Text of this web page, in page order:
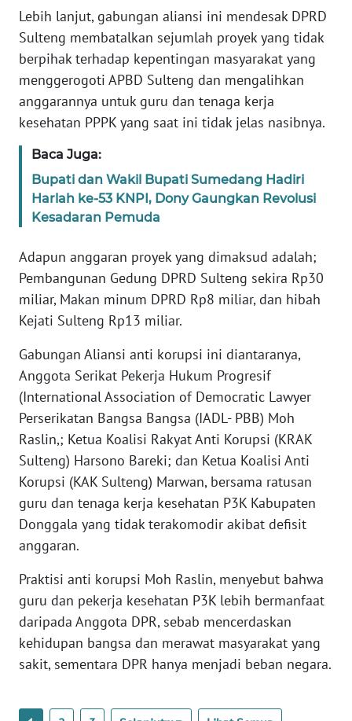
Lebih lanjut, gabungan aliansi ini mendesak DPRD
Sulteng membatalkan sejumlah proyek yang tidak
berpihak terhadap kepentingan masyarakat yang
menggerogoti APBD Sulteng dan mengalihkan
anggarannya untuk guru dan tenaga kerja
kesehatan PPPK yang saat ini tidak jelas nasibnya.
Baca Juga:
Bupati dan Wakil Bupati Sumedang Hadiri
Harlah ke-53 KNPI, Dony Gaungkan Revolusi
Kesadaran Pemuda
Adapun anggaran proyek yang dimaksud adalah;
Pembangunan Gedung DPRD Sulteng sekira Rp30
miliar, Makan minum DPRD Rp8 miliar, dan hibah
Kejati Sulteng Rp13 miliar.
Gabungan Aliansi anti korupsi ini diantaranya,
Anggota Serikat Pekerja Hukum Progresif
(International Association of Democratic Lawyer
Perserikatan Bangsa Bangsa (IADL- PBB) Moh
Raslin,; Ketua Koalisi Rakyat Anti Korupsi (KRAK
Sulteng) Harsono Bareki; dan Ketua Koalisi Anti
Korupsi (KAK Sulteng) Marwan, bersama ratusan
guru dan tenaga kerja kesehatan P3K Kabupaten
Donggala yang tidak terakomodir akibat defisit
anggaran.
Praktisi anti korupsi Moh Raslin, menyebut bahwa
guru dan pekerja kesehatan P3K lebih bermanfaat
daripada Anggota DPR, sebab mencerdaskan
kehidupan bangsa dan merawat masyarakat yang
sakit, sementara DPR hanya menjadi beban negara.
RIAU
WN
SERAMBI
WN
WN
SULTRA
NTB
WN
SULTENG
WN
SULBAR
BABEL
WN
SUMBAR
WN
SUMSEL
WN
BENGKULU
WN
LAMPUNG
JATENG